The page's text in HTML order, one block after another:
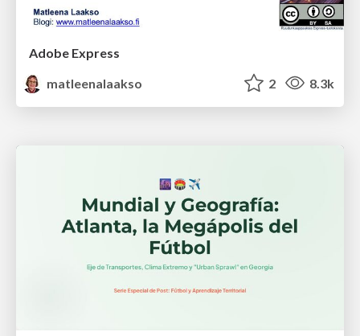
Adobe Express
matleenalaakso
2 8.3k